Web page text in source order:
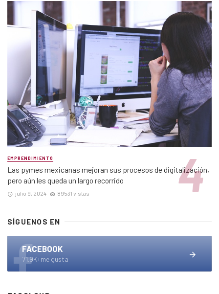
EMPRENDIMIENTO
Las pymes mexicanas mejoran sus procesos de digitalización,
pero aún les queda un largo recorrido
julio 9, 2024 89531 vistas
SÍGUENOS EN
FACEBOOK
71.9K+me gusta